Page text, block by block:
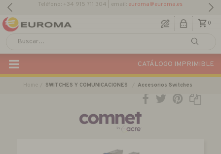
0
CATÁLOGO IMPRIMIBLE
Home SWITCHES Y COMUNICACIONES Accesorios Switches